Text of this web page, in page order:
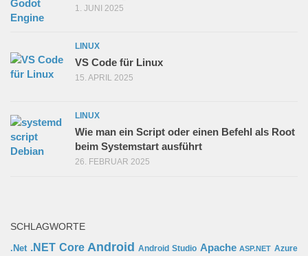
1. JUNI 2025
LINUX
VS Code für Linux
15. APRIL 2025
LINUX
Wie man ein Script oder einen Befehl als Root
beim Systemstart ausführt
26. FEBRUAR 2025
SCHLAGWORTE
.Net .NET Core Android Android Studio Apache ASP.NET Azure